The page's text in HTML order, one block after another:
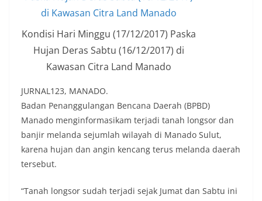
Kondisi Hari Minggu (17/12/2017) Paska
Hujan Deras Sabtu (16/12/2017) di
Kawasan Citra Land Manado
JURNAL123, MANADO.
Badan Penanggulangan Bencana Daerah (BPBD)
Manado menginformasikam terjadi tanah longsor dan
banjir melanda sejumlah wilayah di Manado Sulut,
karena hujan dan angin kencang terus melanda daerah
tersebut.
“Tanah longsor sudah terjadi sejak Jumat dan Sabtu ini